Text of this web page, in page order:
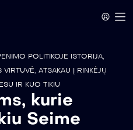
POLITIKOJE ISTORIJA,
VIRTUVĖ, ATSAKAU Į RINKĖJŲ
IR KUO TIKIU
kurie
Seime